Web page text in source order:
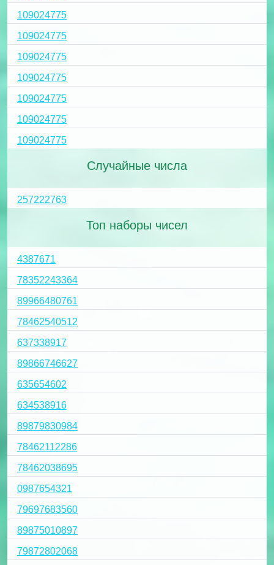
109024775
109024775
109024775
109024775
109024775
109024775
109024775
Случайные числа
257222763
Топ наборы чисел
4387671
78352243364
89966480761
78462540512
637338917
89866746627
635654602
634538916
89879830984
78462112286
78462038695
0987654321
79697683560
89875010897
79872802068